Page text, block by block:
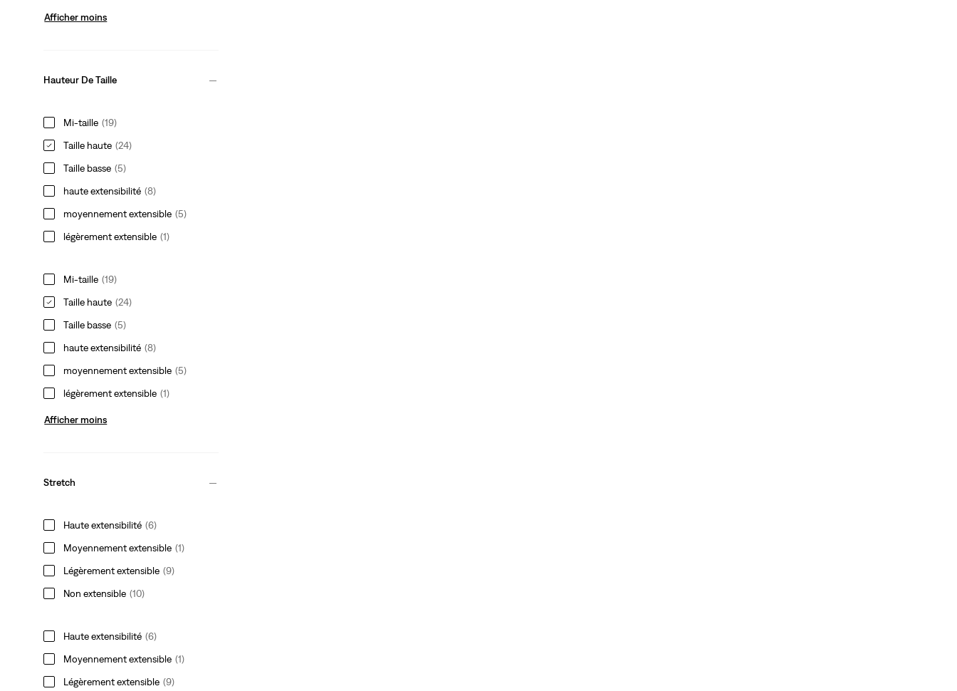
Afficher moins
Hauteur De Taille
Mi-taille (19)
Taille haute (24)
Taille basse (5)
haute extensibilité (8)
moyennement extensible (5)
légèrement extensible (1)
Mi-taille (19)
Taille haute (24)
Taille basse (5)
haute extensibilité (8)
moyennement extensible (5)
légèrement extensible (1)
Afficher moins
Stretch
Haute extensibilité (6)
Moyennement extensible (1)
Légèrement extensible (9)
Non extensible (10)
Haute extensibilité (6)
Moyennement extensible (1)
Légèrement extensible (9)